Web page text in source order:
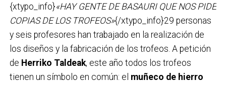
{xtypo_info}«HAY GENTE DE BASAURI QUE NOS PIDE
COPIAS DE LOS TROFEOS»{/xtypo_info}29 personas
y seis profesores han trabajado en la realización de
los diseños y la fabricación de los trofeos. A petición
de Herriko Taldeak, este año todos los trofeos
tienen un símbolo en común: el muñeco de hierro